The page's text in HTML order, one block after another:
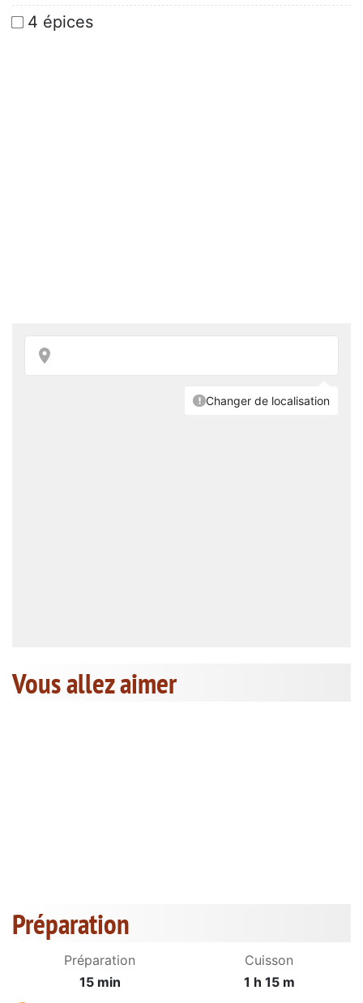
4 épices
Vous allez aimer
Préparation
Préparation
15 min
Cuisson
1 h 15 m